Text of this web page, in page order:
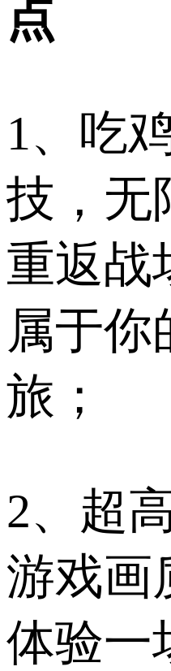
点
1、吃
技，无
重返战
属于你
旅；
2、超
游戏画
体验一